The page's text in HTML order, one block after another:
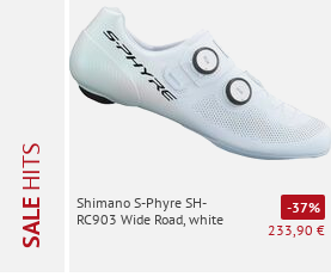
SALE
HITS
Shimano S-Phyre SH-
RC903 Wide Road, white
-37%
233,90 €